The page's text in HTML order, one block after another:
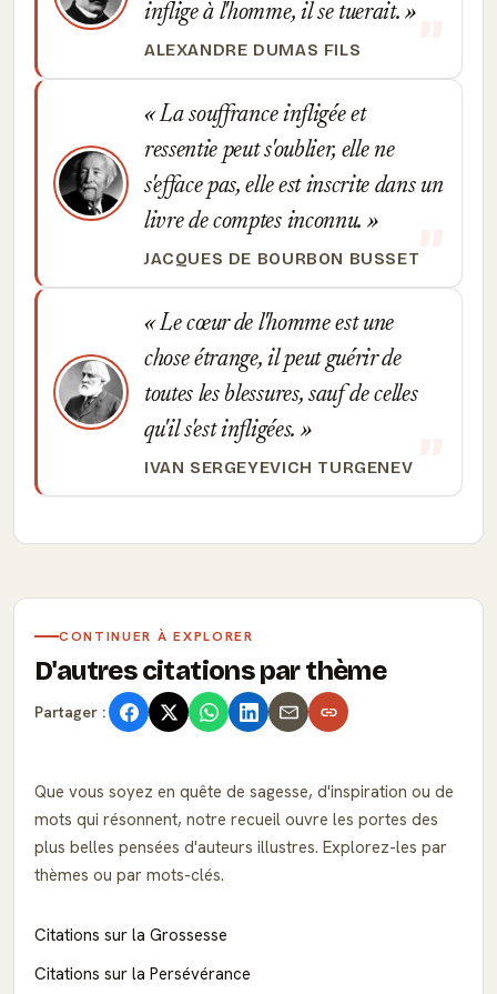
inflige à l'homme, il se tuerait.
ALEXANDRE DUMAS FILS
La souffrance infligée et
ressentie peut s'oublier, elle ne
s'efface pas, elle est inscrite dans un
livre de comptes inconnu.
JACQUES DE BOURBON BUSSET
Le cœur de l'homme est une
chose étrange, il peut guérir de
toutes les blessures, sauf de celles
qu'il s'est infligées.
IVAN SERGEYEVICH TURGENEV
CONTINUER À EXPLORER
D'autres citations par thème
Partager :
Que vous soyez en quête de sagesse, d'inspiration ou de
mots qui résonnent, notre recueil ouvre les portes des
plus belles pensées d'auteurs illustres. Explorez-les par
thèmes ou par mots-clés.
Citations sur la Grossesse
Citations sur la Persévérance